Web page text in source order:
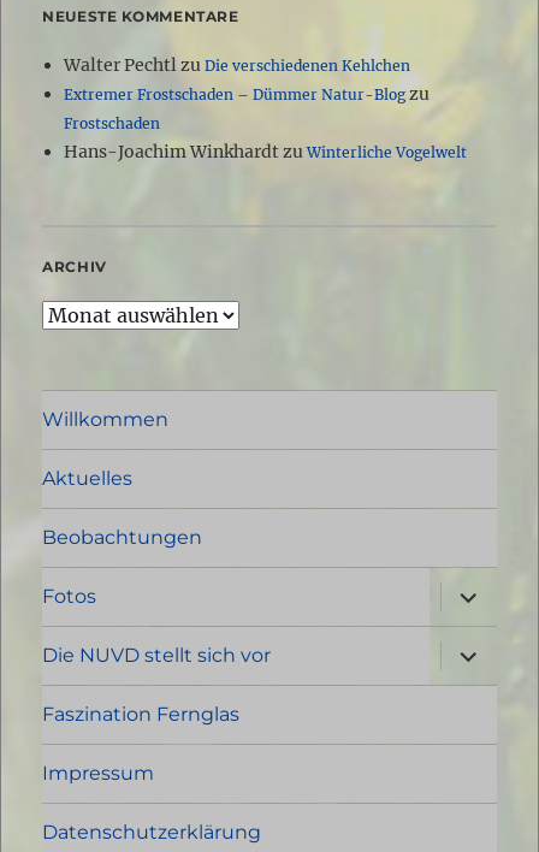
NEUESTE KOMMENTARE
Walter Pechtlzu Die verschiedenen Kehlchen
Extremer Frostschaden – Dümmer Natur-Blogzu
Frostschaden
Hans-Joachim WinkhardtzuWinterliche Vogelwelt
ARCHIV
Archiv
Willkommen
Aktuelles
Beobachtungen
Fotos
öffnen
Die NUVD stellt sich vor
öffnen
Faszination Fernglas
Impressum
Datenschutzerklärung